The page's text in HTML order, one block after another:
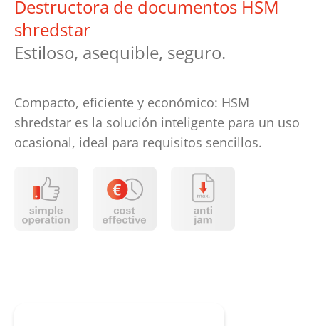
Destructora de documentos HSM
shredstar
Estiloso, asequible, seguro.
Compacto, eficiente y económico: HSM
shredstar es la solución inteligente para un uso
ocasional, ideal para requisitos sencillos.